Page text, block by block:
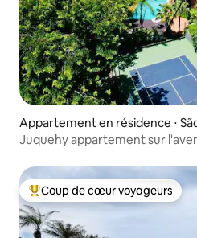
Appartement en résidence ⋅
Juquehy appartement sur
Coups de cœur voyageurs les
Coup de cœur voyageurs